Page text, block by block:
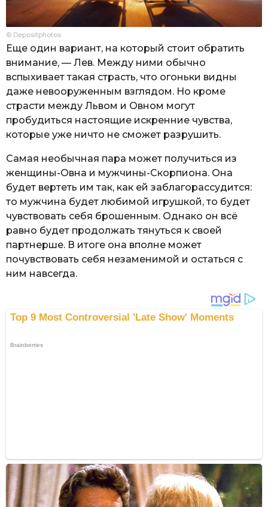
© Depositphotos
Еще один вариант, на который стоит обратить
внимание, — Лев. Между ними обычно
вспыхивает такая страсть, что огоньки видны
даже невооруженным взглядом. Но кроме
страсти между Львом и Овном могут
пробудиться настоящие искренние чувства,
которые уже ничто не сможет разрушить.
Самая необычная пара может получиться из
женщины-Овна и мужчины-Скорпиона. Она
будет вертеть им так, как ей заблагорассудится:
то мужчина будет любимой игрушкой, то будет
чувствовать себя брошенным. Однако он всё
равно будет продолжать тянуться к своей
партнерше. В итоге она вполне может
почувствовать себя незаменимой и остаться с
ним навсегда.